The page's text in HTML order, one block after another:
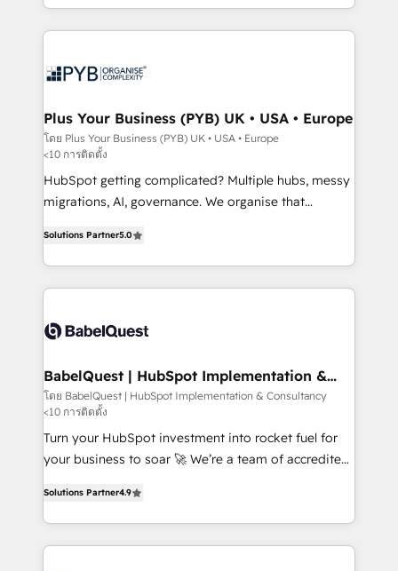
Marketing, Sales, Operations, and Service Hubs. -
Ongoing optimization, managed support, and
powerful growth engine. Built to convert, scale, and
search optimisation), and HubSpot Content Hub and
WordPress development. We work with enterprise
professional services, financial services and
Town, Dubai & London. 500+ HubSpot CRM
implementations delivered. AI visibility coverage
across ChatGPT, Claude, Perplexity, Gemini and
Google AI Overviews. HubSpot Impact Award -
Customer First HubSpot Impact Award - Integrations
Migration Excellence HubSpot Impact Award -
Platform Excellence 40+ full-time HubSpot
professionals. 100s of certifications and
Plus Your Business (PYB) UK • USA • Europe
โดย Plus Your Business (PYB) UK • USA • Europe
<10 การติดตั้ง
HubSpot getting complicated? Multiple hubs, messy
migrations, AI, governance. We organise that
Welcome to our Profile! We help with: • CRM
implementation, reports, workflows, and team
training • CRM migration from Salesforce, Pipedrive,
custom API integrations • AI governance for
Boutique 'Elite' team of 12 • 150+ clients across Sales
Hub, Marketing Hub, Service Hub, Data Hub and
CMS • ISO/IEC 27001:2022, ISO 9001:2015, and ISO
42001:2023 certified - the AI management standard •
GuardHub: our AI governance framework, built on
'𝗖𝗼𝗻𝘁𝗮𝗰𝘁 𝗯𝘂𝘀𝗶𝗻𝗲𝘀𝘀' button to get in touch (𝘸𝘦'𝘳𝘦
𝘴𝘶𝘱𝘦𝘳 𝘳𝘦𝘴𝘱𝘰𝘯𝘴𝘪𝘷𝘦)
Solutions Partner5.0
BabelQuest | HubSpot Implementation &
Consultancy
โดย BabelQuest | HubSpot Implementation & Consultancy
<10 การติดตั้ง
Turn your HubSpot investment into rocket fuel for
your business to soar 🚀 We’re a team of accredited
implement the platform into complex business
environments, optimise what you've got and make
sure you can actually use it, build your website in
Solutions Partner4.9